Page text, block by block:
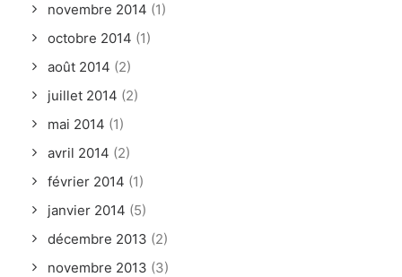
novembre 2014 (1)
octobre 2014 (1)
août 2014 (2)
juillet 2014 (2)
mai 2014 (1)
avril 2014 (2)
février 2014 (1)
janvier 2014 (5)
décembre 2013 (2)
novembre 2013 (3)